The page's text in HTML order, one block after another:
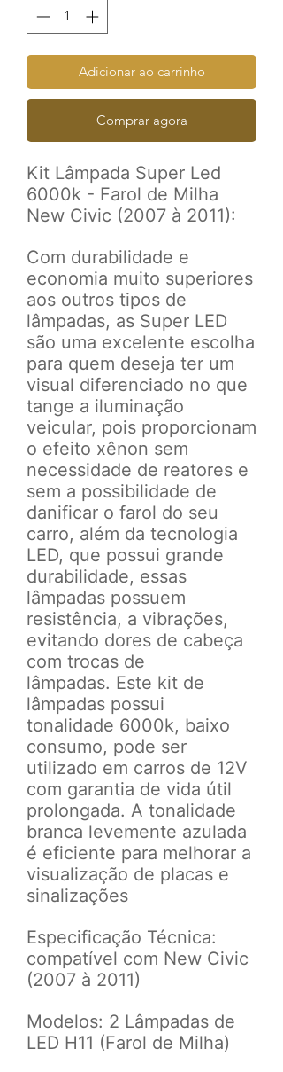
Adicionar ao carrinho
Comprar agora
Kit Lâmpada Super Led
6000k - Farol de Milha
New Civic (2007 à 2011):
Com durabilidade e
economia muito superiores
aos outros tipos de
lâmpadas, as Super LED
são uma excelente escolha
para quem deseja ter um
visual diferenciado no que
tange a iluminação
veicular, pois proporcionam
o efeito xênon sem
necessidade de reatores e
sem a possibilidade de
danificar o farol do seu
carro, além da tecnologia
LED, que possui grande
durabilidade, essas
lâmpadas possuem
resistência, a vibrações,
evitando dores de cabeça
com trocas de
lâmpadas. Este kit de
lâmpadas possui
tonalidade 6000k, baixo
consumo, pode ser
utilizado em carros de 12V
com garantia de vida útil
prolongada. A tonalidade
branca levemente azulada
é eficiente para melhorar a
visualização de placas e
sinalizações
Especificação Técnica:
compatível com New Civic
(2007 à 2011)
Modelos: 2 Lâmpadas de
LED H11 (Farol de Milha)